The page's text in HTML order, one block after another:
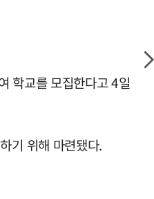
학교를 모집한다고 4일
기 위해 마련됐다.